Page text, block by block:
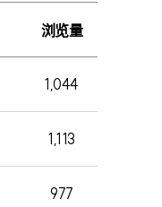
浏览量
1,044
1,113
977